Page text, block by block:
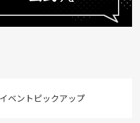
ベントピックアップ